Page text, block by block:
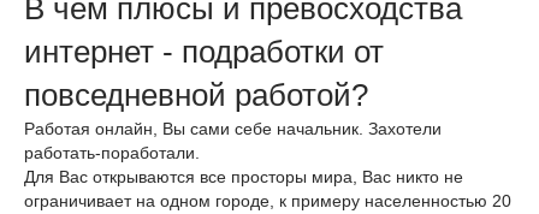
В чем плюсы и превосходства
интернет - подработки от
повседневной работой?
Работая онлайн, Вы сами себе начальник. Захотели
работать-поработали.
Для Вас открываются все просторы мира, Вас никто не
ограничивает на одном городе, к примеру населенностью 20